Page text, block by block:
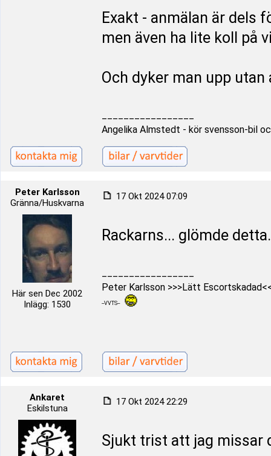
Exakt - anmälan är dels
men även ha lite koll på
Och dyker man upp
Angelika Almstedt - kör svensson-bil
Peter Karlsson
Gränna/Huskvarna
Här sen Dec 2002
Inlägg: 1530
17 Okt 2024 07:09
Rackarns... glömde
Peter Karlsson >>>Lätt
--VVTS--
Ankaret
Eskilstuna
17 Okt 2024 22:29
Sjukt trist att jag missar